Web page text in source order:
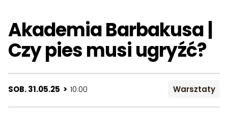
Akademia Barbakusa |
Czy pies musi ugryźć?
SOB. 31.05.25 > 10:00 Warsztaty